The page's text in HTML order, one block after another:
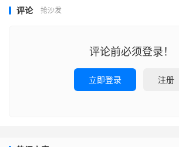
评论 抢沙发
评论前必须登录！
立即登录 注册